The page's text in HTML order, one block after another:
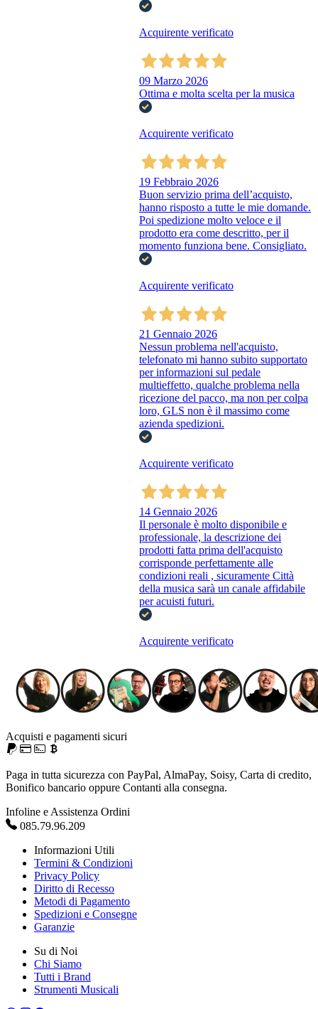
Acquirente verificato
09 Marzo 2026
Ottima e molta scelta per la musica
Acquirente verificato
19 Febbraio 2026
Buon servizio prima dell’acquisto,
hanno risposto a tutte le mie domande.
Poi spedizione molto veloce e il
prodotto era come descritto, per il
momento funziona bene. Consigliato.
Acquirente verificato
21 Gennaio 2026
Nessun problema nell'acquisto,
telefonato mi hanno subito supportato
per informazioni sul pedale
multieffetto, qualche problema nella
ricezione del pacco, ma non per colpa
loro, GLS non è il massimo come
azienda spedizioni.
Acquirente verificato
14 Gennaio 2026
Il personale è molto disponibile e
professionale, la descrizione dei
prodotti fatta prima dell'acquisto
corrisponde perfettamente alle
condizioni reali , sicuramente Città
della musica sarà un canale affidabile
per acuisti futuri.
Acquirente verificato
Acquisti e pagamenti sicuri
Paga in tutta sicurezza con PayPal, AlmaPay, Soisy, Carta di credito,
Bonifico bancario oppure Contanti alla consegna.
Infoline e Assistenza Ordini
085.79.96.209
Informazioni Utili
Termini & Condizioni
Privacy Policy
Diritto di Recesso
Metodi di Pagamento
Spedizioni e Consegne
Garanzie
Su di Noi
Chi Siamo
Tutti i Brand
Strumenti Musicali